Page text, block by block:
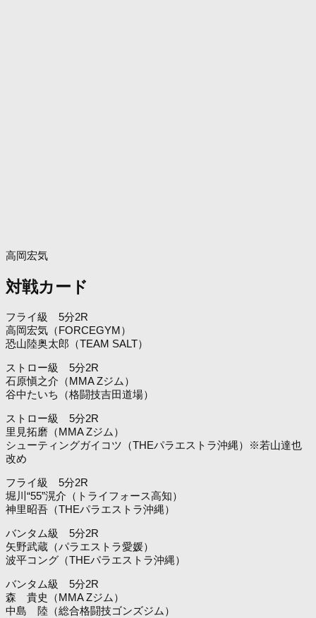
高岡宏気
対戦カード
フライ級 5分2R
高岡宏気（FORCEGYM）
恐山陸奥太郎（TEAM SALT）
ストロー級 5分2R
石原愼之介（MMA Zジム）
谷中たいち（格闘技吉田道場）
ストロー級 5分2R
里見拓磨（MMA Zジム）
シューティングガイコツ（THEパラエストラ沖縄）※若山達也
改め
フライ級 5分2R
堀川“55”滉介（トライフォース高知）
神里昭吾（THEパラエストラ沖縄）
バンタム級 5分2R
矢野武蔵（パラエストラ愛媛）
波平コング（THEパラエストラ沖縄）
バンタム級 5分2R
森 貴史（MMA Zジム）
中島 陸（総合格闘技ゴンズジム）